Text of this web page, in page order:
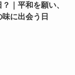
｜平和を願い、
に出会う日